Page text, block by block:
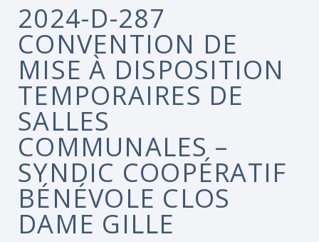
2024-D-287
CONVENTION DE
MISE À DISPOSITION
TEMPORAIRES DE
SALLES
COMMUNALES –
SYNDIC COOPÉRATIF
BÉNÉVOLE CLOS
DAME GILLE